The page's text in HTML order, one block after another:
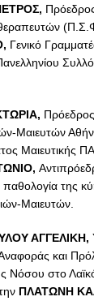
ΕΤΡΟΣ,
, Γενικό
,
Μαιευτών
Μαιευτικής
,
παθολογία της
Μαιευτών.
ΑΓΓΕΛΙΚΗ,
Αναφοράς και
Νόσου στο
ΠΛΑΤΩΝΗ Κ